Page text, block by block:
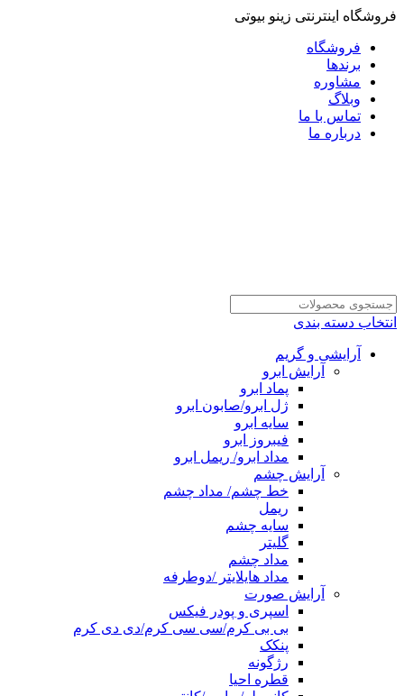
فروشگاه اینترنتی زینو بیوتی
فروشگاه
برندها
مشاوره
وبلاگ
تماس با ما
درباره ما
انتخاب دسته بندی
آرایشی و گریم
آرایش ابرو
پماد ابرو
ژل ابرو/صابون ابرو
سایه ابرو
فیبروز ابرو
مداد ابرو/ ریمل ابرو
آرایش چشم
خط چشم/ مداد چشم
ریمل
سایه چشم
گلیتر
مداد چشم
مداد هایلایتر /دوطرفه
آرایش صورت
اسپری و پودر فیکس
بی بی کرم/سی سی کرم/دی دی کرم
پنکک
رژگونه
قطره احیا